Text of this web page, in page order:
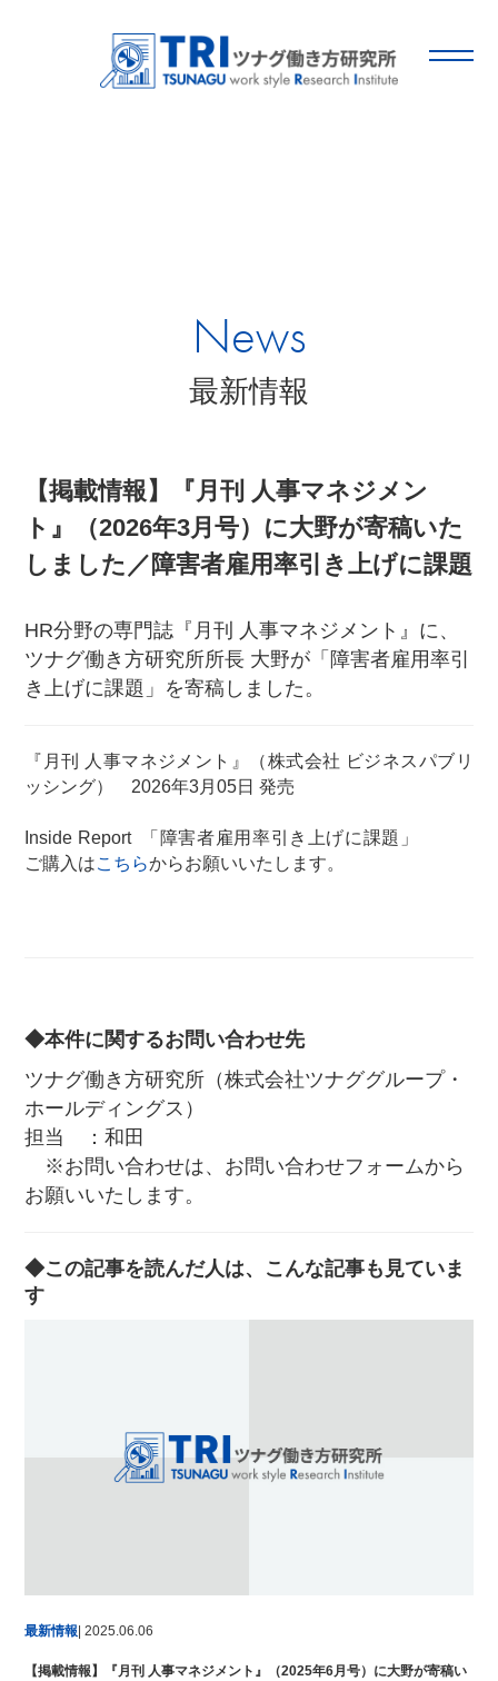
News
最新情報
【掲載情報】『月刊 人事マネジメン
ト』（2026年3月号）に大野が寄稿いた
しました／障害者雇用率引き上げに課題
HR分野の専門誌『月刊 人事マネジメント』に、
ツナグ働き方研究所所長 大野が「障害者雇用率引
き上げに課題」を寄稿しました。
『月刊 人事マネジメント』（株式会社 ビジネスパブリ
ッシング） 2026年3月05日 発売
Inside Report 「障害者雇用率引き上げに課題」
ご購入はこちらからお願いいたします。
◆本件に関するお問い合わせ先
ツナグ働き方研究所（株式会社ツナググループ・
ホールディングス）
担当 ：和田
※お問い合わせは、お問い合わせフォームから
お願いいたします。
◆この記事を読んだ人は、こんな記事も見ていま
す
最新情報 | 2025.06.06
【掲載情報】『月刊 人事マネジメント』（2025年6月号）に大野が寄稿い